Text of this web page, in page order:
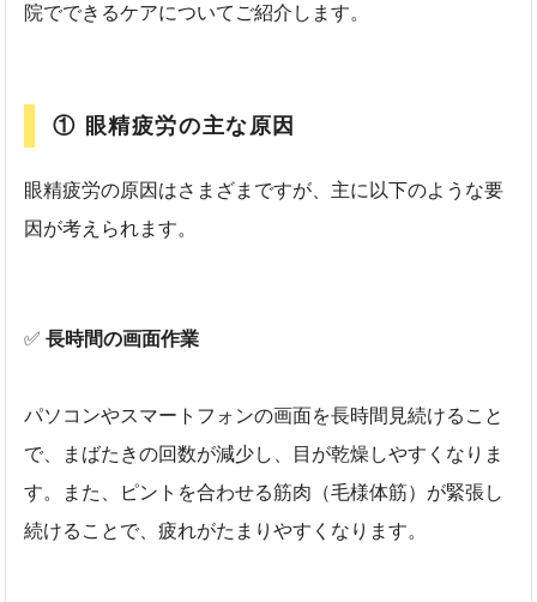
院でできるケアについてご紹介します。
① 眼精疲労の主な原因
眼精疲労の原因はさまざまですが、主に以下のような要
因が考えられます。
✅長時間の画面作業
パソコンやスマートフォンの画面を長時間見続けること
で、まばたきの回数が減少し、目が乾燥しやすくなりま
す。また、ピントを合わせる筋肉（毛様体筋）が緊張し
続けることで、疲れがたまりやすくなります。